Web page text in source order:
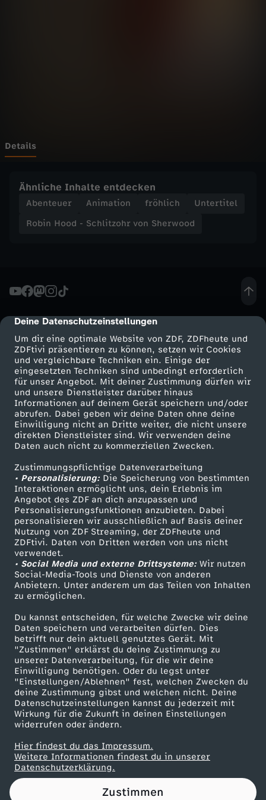
cmp-dialog-description
Deine Datenschutzeinstellungen
Um dir eine optimale Website von ZDF, ZDFheute und
ZDFtivi präsentieren zu können, setzen wir Cookies
und vergleichbare Techniken ein. Einige der
eingesetzten Techniken sind unbedingt erforderlich
für unser Angebot. Mit deiner Zustimmung dürfen wir
und unsere Dienstleister darüber hinaus
Informationen auf deinem Gerät speichern und/oder
abrufen. Dabei geben wir deine Daten ohne deine
Einwilligung nicht an Dritte weiter, die nicht unsere
direkten Dienstleister sind. Wir verwenden deine
Daten auch nicht zu kommerziellen Zwecken.
Zustimmungspflichtige Datenverarbeitung
• Personalisierung:Die Speicherung von bestimmten
Interaktionen ermöglicht uns, dein Erlebnis im
Angebot des ZDF an dich anzupassen und
Personalisierungsfunktionen anzubieten. Dabei
personalisieren wir ausschließlich auf Basis deiner
Nutzung von ZDF Streaming, der ZDFheute und
ZDFtivi. Daten von Dritten werden von uns nicht
verwendet.
• Social Media und externe Drittsysteme:Wir nutzen
Social-Media-Tools und Dienste von anderen
Anbietern. Unter anderem um das Teilen von Inhalten
zu ermöglichen.
Du kannst entscheiden, für welche Zwecke wir deine
Daten speichern und verarbeiten dürfen. Dies
betrifft nur dein aktuell genutztes Gerät. Mit
"Zustimmen" erklärst du deine Zustimmung zu
unserer Datenverarbeitung, für die wir deine
Einwilligung benötigen. Oder du legst unter
"Einstellungen/Ablehnen" fest, welchen Zwecken du
deine Zustimmung gibst und welchen nicht. Deine
Datenschutzeinstellungen kannst du jederzeit mit
Wirkung für die Zukunft in deinen Einstellungen
widerrufen oder ändern.
Hier findest du das Impressum.
Weitere Informationen findest du in unserer
Datenschutzerklärung.
Zustimmen
h
i
o
h
r
v
o
n
S
h
e
r
w
o
o
d
-
P
r
i
Details
Ähnliche Inhalte entdecken
Abenteuer Animation fröhlich
Untertitel
Robin Hood - Schlitzohr von Sherwood
Mehr ZDF
ZDF-Apps
Smart TV
ZDFtext
Livestreams
Sendungen A-Z
TV-Programm
Service
ZDFmitreden
Kontakt zum ZDF
Tickets
Zuschauerservice
Hilfe
ZDF Unternehmen
Karriere
ZDF goes Schule
Werbefernsehen
Mainzelmännchen
Partner